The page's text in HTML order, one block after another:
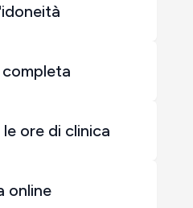
completa
ore di clinica
online